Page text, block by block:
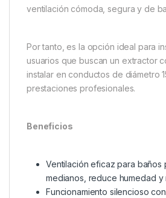
ventilación cómoda, segura y de
Por tanto, es la opción ideal para
usuarios que buscan un extractor
instalar en conductos de diámetro
prestaciones profesionales.
Beneficios
Ventilación eficaz para baños
medianos, reduce humedad y
Funcionamiento silencioso